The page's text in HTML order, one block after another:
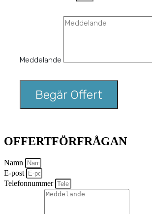
Meddelande
Begär Offert
OFFERTFÖRFRÅGAN
Namn
E-post
Telefonnummer